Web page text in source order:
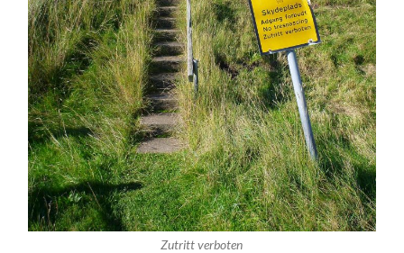
Zutritt verboten